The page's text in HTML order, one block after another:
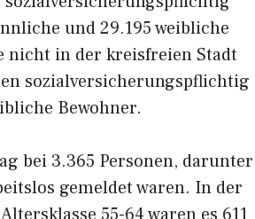
und 29.195 weibliche
nicht in der kreisfreien Stadt
sozialversicherungspflichtig
Bewohner.
bei 3.365 Personen, darunter
gemeldet waren. In der